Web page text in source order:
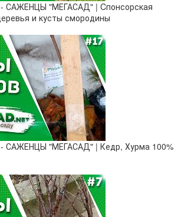
"МЕГАСАД" | Cпонсорская
и кусты смородины
"МЕГАСАД" | Кедр, Хурма 100%